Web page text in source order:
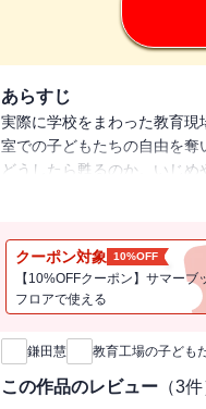
あらすじ
実際に学校をまわった教育
室での子どもたちの自由を奪
どうしたら甦るのか。いじ
クーポン対象 10%OFF
【10%OFFクーポン】サマー
フロアで使える
新刊通知
鎌田慧 教育工場の子ども
この作品のレビュー （3件